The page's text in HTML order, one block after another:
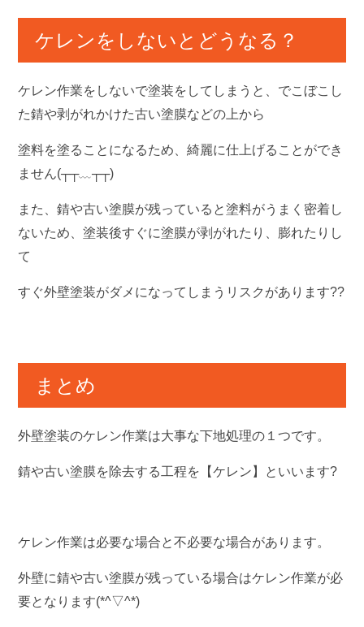
ケレンをしないとどうなる？
ケレン作業をしないで塗装をしてしまうと、でこぼこし
た錆や剥がれかけた古い塗膜などの上から
塗料を塗ることになるため、綺麗に仕上げることができ
ません(┬┬﹏┬┬)
また、錆や古い塗膜が残っていると塗料がうまく密着し
ないため、塗装後すぐに塗膜が剥がれたり、膨れたりし
て
すぐ外壁塗装がダメになってしまうリスクがあります??
まとめ
外壁塗装のケレン作業は大事な下地処理の１つです。
錆や古い塗膜を除去する工程を【ケレン】といいます?
ケレン作業は必要な場合と不必要な場合があります。
外壁に錆や古い塗膜が残っている場合はケレン作業が必
要となります(*^▽^*)